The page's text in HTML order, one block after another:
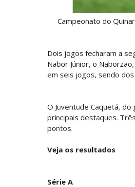
Campeonato do
Dois jogos fecharam a
Nabor Júnior, o
em seis jogos, sendo
O Juventude Caquetá,
principais destaques.
pontos.
Veja os resultados
Série A